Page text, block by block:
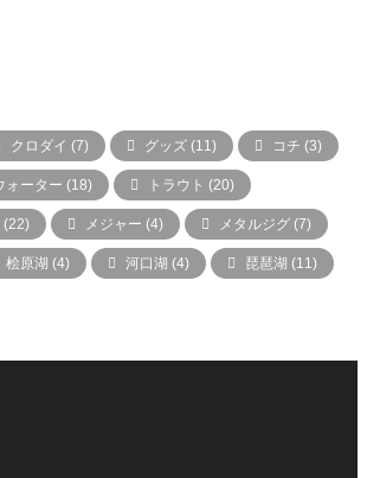
クロダイ (7) グッズ (11) コチ (3)
ォーター (18) トラウト (20)
(22) メジャー (4) メタルジグ (7)
桧原湖 (4) 河口湖 (4) 琵琶湖 (11)